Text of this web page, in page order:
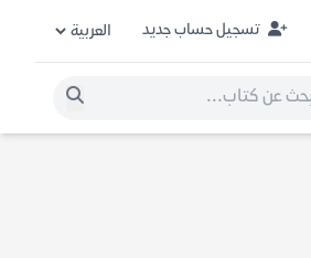
تسجيل حساب جديد